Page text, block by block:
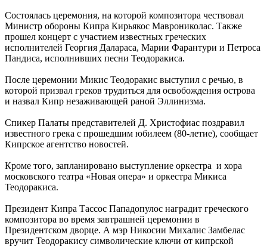
Состоялась церемония, на которой композитора чествовал
Министр обороны Кипра Кирьякос Маврониколас. Также
прошел концерт с участием известных греческих
исполнителей Георгия Далараса, Марии Фарантури и Петроса
Пандиса, исполнивших песни Теодоракиса.
После церемонии Микис Теодоракис выступил с речью, в
которой призвал греков трудиться для освобождения острова
и назвал Кипр незаживающей раной Эллинизма.
Спикер Палаты представителей Д. Христофиас поздравил
известного грека с прошедшим юбилеем (80-летие), сообщает
Кипрское агентство новостей.
Кроме того, запланировано выступление оркестра и хора
московского театра «Новая опера» и оркестра Микиса
Теодоракиса.
Президент Кипра Тассос Пападопулос наградит греческого
композитора во время завтрашней церемонии в
Президентском дворце. А мэр Никосии Михалис Замбелас
вручит Теодоракису символические ключи от кипрской